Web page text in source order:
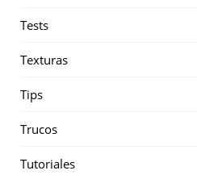
Tests
Texturas
Tips
Trucos
Tutoriales